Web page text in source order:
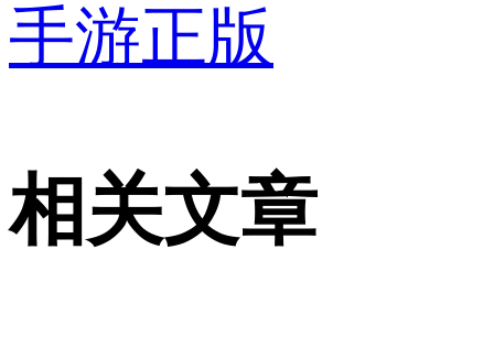
手游正版
相关文章